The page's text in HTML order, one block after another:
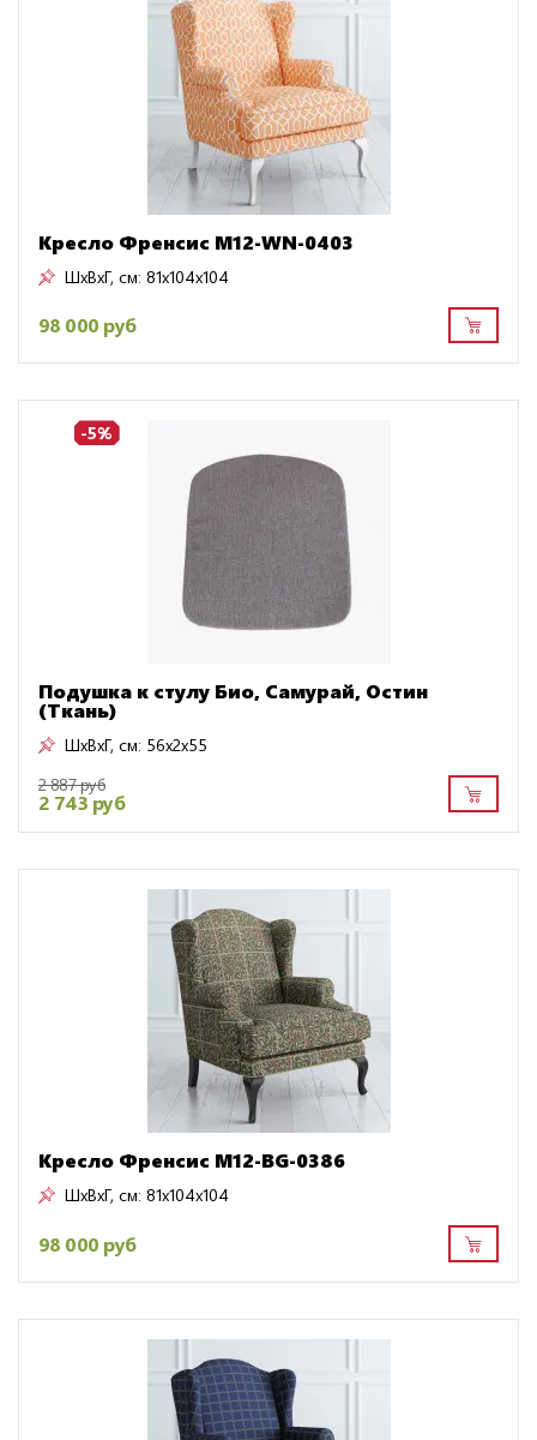
Кресло Френсис M12-WN-0403
ШxВxГ, см: 81x104x104
98 000 руб
-5%
Подушка к стулу Био, Самурай, Остин
(Ткань)
ШxВxГ, см: 56x2x55
2 887 руб
2 743 руб
Кресло Френсис M12-BG-0386
ШxВxГ, см: 81x104x104
98 000 руб